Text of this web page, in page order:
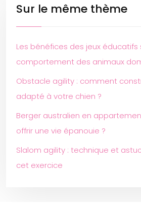
Sur le même thème
Les bénéfices des jeux éducatifs
comportement des animaux
Obstacle agility : comment
adapté à votre chien ?
Berger australien en
offrir une vie épanouie ?
Slalom agility : technique et
cet exercice